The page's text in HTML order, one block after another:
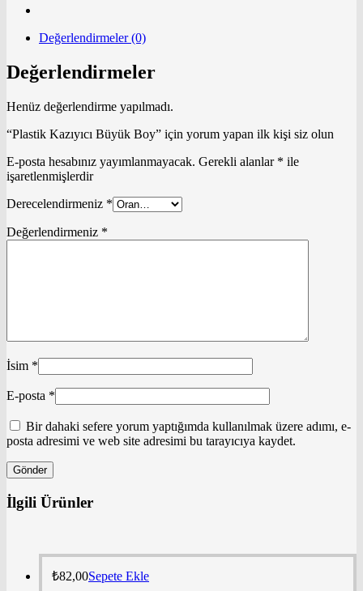
Değerlendirmeler (0)
Değerlendirmeler
Henüz değerlendirme yapılmadı.
“Plastik Kazıyıcı Büyük Boy” için yorum yapan ilk kişi siz olun
E-posta hesabınız yayımlanmayacak. Gerekli alanlar * ile
işaretlenmişlerdir
Derecelendirmeniz *
Değerlendirmeniz *
İsim *
E-posta *
Bir dahaki sefere yorum yaptığımda kullanılmak üzere adımı, e-
posta adresimi ve web site adresimi bu tarayıcıya kaydet.
İlgili Ürünler
₺82,00Sepete Ekle